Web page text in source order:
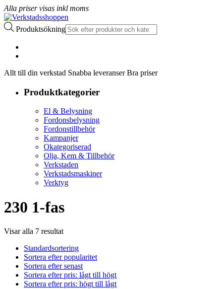
Alla priser visas inkl moms
Produktsökning
Allt till din verkstad Snabba leveranser Bra priser
Produktkategorier
El & Belysning
Fordonsbelysning
Fordonstillbehör
Kampanjer
Okategoriserad
Olja, Kem & Tillbehör
Verkstaden
Verkstadsmaskiner
Verktyg
230 1-fas
Visar alla 7 resultat
Standardsortering
Sortera efter popularitet
Sortera efter senast
Sortera efter pris: lågt till högt
Sortera efter pris: högt till lågt